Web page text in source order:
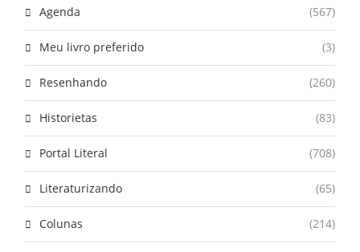
Agenda (567)
Meu livro preferido (3)
Resenhando (260)
Historietas (83)
Portal Literal (708)
Literaturizando (65)
Colunas (214)